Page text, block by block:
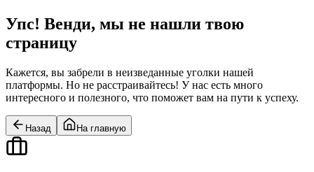
Упс! Венди, мы не нашли твою
страницу
Кажется, вы забрели в неизведанные уголки нашей
платформы. Но не расстраивайтесь! У нас есть много
интересного и полезного, что поможет вам на пути к успеху.
Назад На главную